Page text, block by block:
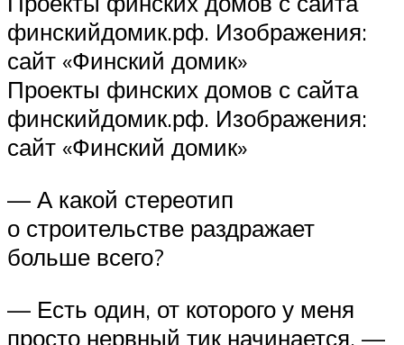
финскийдомик.рф. Изображения:
сайт «Финский домик»
Проекты финских домов с сайта
финскийдомик.рф. Изображения:
сайт «Финский домик»
— А какой стереотип
о строительстве раздражает
больше всего?
— Есть один, от которого у меня
просто нервный тик начинается, —